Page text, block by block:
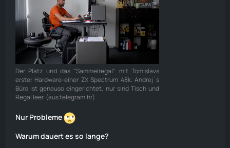
Der Platz und das "Sammelregal" mit Tomislavs
erster Hardware-einer ZX Spectrum 48k. Andrej`s
Büro ist genauso eingerichtet, nur sind Tisch und
Regal leer. (aus telegram.hr)
Nur Probleme
Warum dauert es so lange?